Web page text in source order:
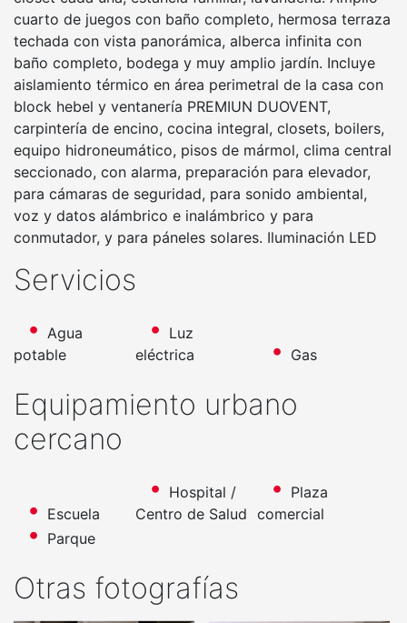
cuarto de juegos con baño completo, hermosa terraza
techada con vista panorámica, alberca infinita con
baño completo, bodega y muy amplio jardín. Incluye
aislamiento térmico en área perimetral de la casa con
block hebel y ventanería PREMIUN DUOVENT,
carpintería de encino, cocina integral, closets, boilers,
equipo hidroneumático, pisos de mármol, clima central
seccionado, con alarma, preparación para elevador,
para cámaras de seguridad, para sonido ambiental,
voz y datos alámbrico e inalámbrico y para
conmutador, y para páneles solares. Iluminación LED
Servicios
Agua
potable
Luz
eléctrica
Gas
Equipamiento urbano
cercano
Escuela
Hospital /
Centro de Salud
Plaza
comercial
Parque
Otras fotografías